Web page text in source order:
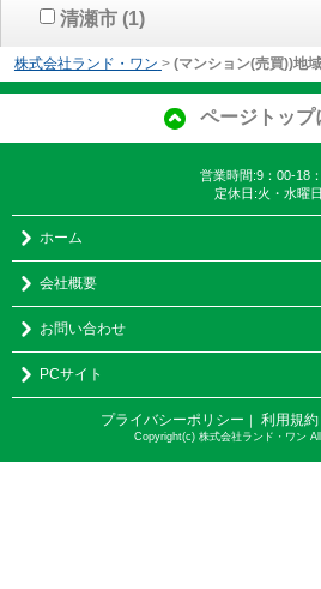
清瀬市 (1)
株式会社ランド・ワン > (マンション(売買))地
ページトップ
営業時間:9：00-18
定休日:火・水曜日
ホーム
会社概要
お問い合わせ
PCサイト
プライバシーポリシー 利用規約
Copyright(c) 株式会社ランド・ワン